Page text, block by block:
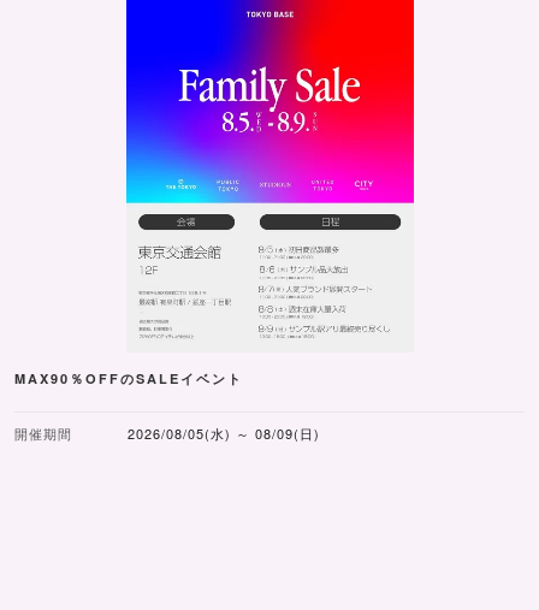
MAX90％OFFのSALEイベント
開催期間 2026/08/05(水) ～ 08/09(日)